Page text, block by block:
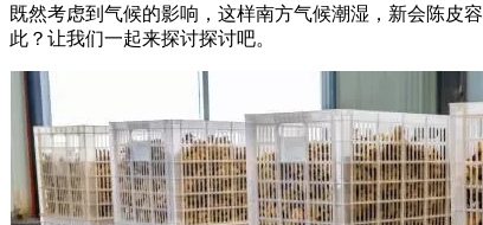
既然考虑到气候的影响，这样南方气候潮湿，新会陈皮
此？让我们一起来探讨探讨吧。